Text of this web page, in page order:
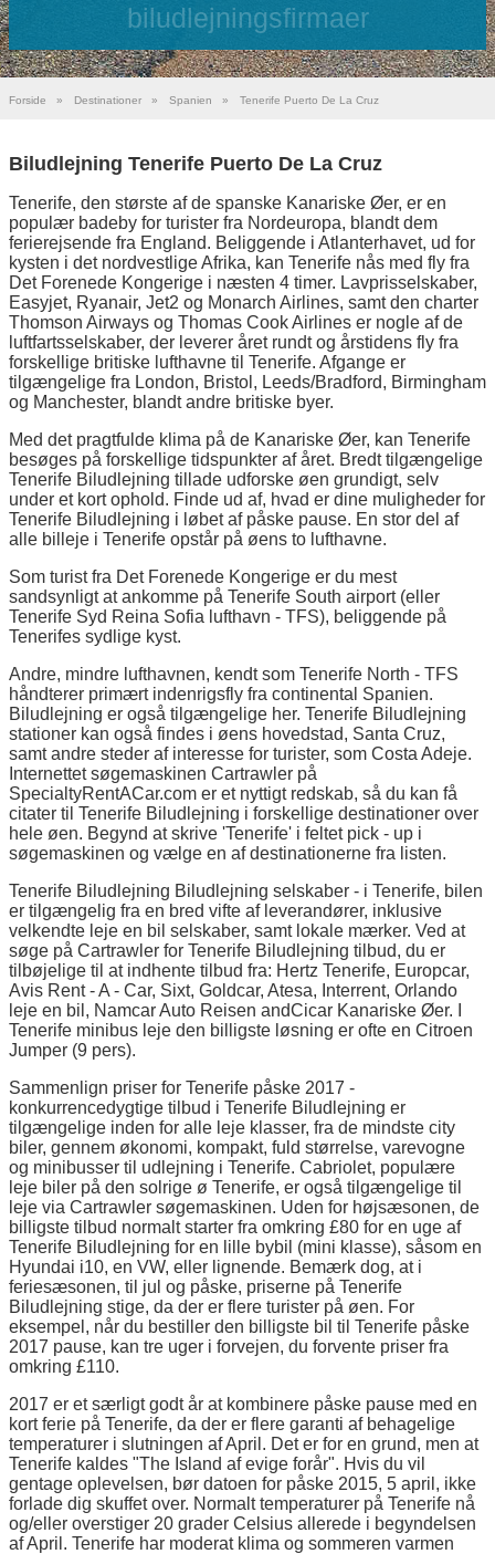
biludlejningsfirmaer
Forside » Destinationer » Spanien » Tenerife Puerto De La Cruz
Biludlejning Tenerife Puerto De La Cruz
Tenerife, den største af de spanske Kanariske Øer, er en
populær badeby for turister fra Nordeuropa, blandt dem
ferierejsende fra England. Beliggende i Atlanterhavet, ud for
kysten i det nordvestlige Afrika, kan Tenerife nås med fly fra
Det Forenede Kongerige i næsten 4 timer. Lavprisselskaber,
Easyjet, Ryanair, Jet2 og Monarch Airlines, samt den charter
Thomson Airways og Thomas Cook Airlines er nogle af de
luftfartsselskaber, der leverer året rundt og årstidens fly fra
forskellige britiske lufthavne til Tenerife. Afgange er
tilgængelige fra London, Bristol, Leeds/Bradford, Birmingham
og Manchester, blandt andre britiske byer.
Med det pragtfulde klima på de Kanariske Øer, kan Tenerife
besøges på forskellige tidspunkter af året. Bredt tilgængelige
Tenerife Biludlejning tillade udforske øen grundigt, selv
under et kort ophold. Finde ud af, hvad er dine muligheder for
Tenerife Biludlejning i løbet af påske pause. En stor del af
alle billeje i Tenerife opstår på øens to lufthavne.
Som turist fra Det Forenede Kongerige er du mest
sandsynligt at ankomme på Tenerife South airport (eller
Tenerife Syd Reina Sofia lufthavn - TFS), beliggende på
Tenerifes sydlige kyst.
Andre, mindre lufthavnen, kendt som Tenerife North - TFS
håndterer primært indenrigsfly fra continental Spanien.
Biludlejning er også tilgængelige her. Tenerife Biludlejning
stationer kan også findes i øens hovedstad, Santa Cruz,
samt andre steder af interesse for turister, som Costa Adeje.
Internettet søgemaskinen Cartrawler på
SpecialtyRentACar.com er et nyttigt redskab, så du kan få
citater til Tenerife Biludlejning i forskellige destinationer over
hele øen. Begynd at skrive 'Tenerife' i feltet pick - up i
søgemaskinen og vælge en af destinationerne fra listen.
Tenerife Biludlejning Biludlejning selskaber - i Tenerife, bilen
er tilgængelig fra en bred vifte af leverandører, inklusive
velkendte leje en bil selskaber, samt lokale mærker. Ved at
søge på Cartrawler for Tenerife Biludlejning tilbud, du er
tilbøjelige til at indhente tilbud fra: Hertz Tenerife, Europcar,
Avis Rent - A - Car, Sixt, Goldcar, Atesa, Interrent, Orlando
leje en bil, Namcar Auto Reisen andCicar Kanariske Øer. I
Tenerife minibus leje den billigste løsning er ofte en Citroen
Jumper (9 pers).
Sammenlign priser for Tenerife påske 2017 -
konkurrencedygtige tilbud i Tenerife Biludlejning er
tilgængelige inden for alle leje klasser, fra de mindste city
biler, gennem økonomi, kompakt, fuld størrelse, varevogne
og minibusser til udlejning i Tenerife. Cabriolet, populære
leje biler på den solrige ø Tenerife, er også tilgængelige til
leje via Cartrawler søgemaskinen. Uden for højsæsonen, de
billigste tilbud normalt starter fra omkring £80 for en uge af
Tenerife Biludlejning for en lille bybil (mini klasse), såsom en
Hyundai i10, en VW, eller lignende. Bemærk dog, at i
feriesæsonen, til jul og påske, priserne på Tenerife
Biludlejning stige, da der er flere turister på øen. For
eksempel, når du bestiller den billigste bil til Tenerife påske
2017 pause, kan tre uger i forvejen, du forvente priser fra
omkring £110.
2017 er et særligt godt år at kombinere påske pause med en
kort ferie på Tenerife, da der er flere garanti af behagelige
temperaturer i slutningen af April. Det er for en grund, men at
Tenerife kaldes "The Island af evige forår". Hvis du vil
gentage oplevelsen, bør datoen for påske 2015, 5 april, ikke
forlade dig skuffet over. Normalt temperaturer på Tenerife nå
og/eller overstiger 20 grader Celsius allerede i begyndelsen
af April. Tenerife har moderat klima og sommeren varmen